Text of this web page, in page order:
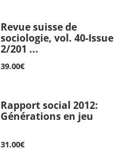
Revue suisse de
sociologie, vol. 40-Issue
2/201 ...
39.00€
Rapport social 2012:
Générations en jeu
31.00€